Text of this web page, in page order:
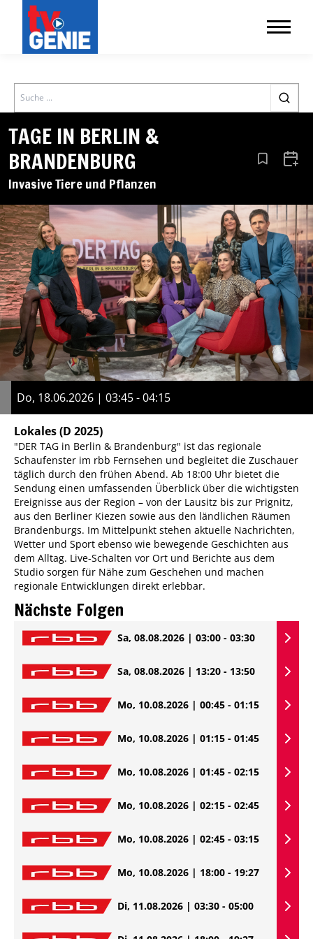
Search
TAGE IN BERLIN &
BRANDENBURG
Invasive Tiere und Pflanzen
Aus den
Do, 18.06.2026 | 03:45 - 04:15
Lokales(D 2025)
"DER TAG in Berlin & Brandenburg" ist das regionale
Schaufenster im rbb Fernsehen und begleitet die Zuschauer
täglich durch den frühen Abend. Ab 18:00 Uhr bietet die
Sendung einen umfassenden Überblick über die wichtigsten
Ereignisse aus der Region – von der Lausitz bis zur Prignitz,
aus den Berliner Kiezen sowie aus den ländlichen Räumen
Brandenburgs. Im Mittelpunkt stehen aktuelle Nachrichten,
Wetter und Sport ebenso wie bewegende Geschichten aus
dem Alltag. Live-Schalten vor Ort und Berichte aus dem
Studio sorgen für Nähe zum Geschehen und machen
regionale Entwicklungen direkt erlebbar.
Nächste Folgen
Sa, 08.08.2026 | 03:00 - 03:30
Sa, 08.08.2026 | 13:20 - 13:50
Mo, 10.08.2026 | 00:45 - 01:15
Mo, 10.08.2026 | 01:15 - 01:45
Mo, 10.08.2026 | 01:45 - 02:15
Mo, 10.08.2026 | 02:15 - 02:45
Mo, 10.08.2026 | 02:45 - 03:15
Mo, 10.08.2026 | 18:00 - 19:27
Di, 11.08.2026 | 03:30 - 05:00